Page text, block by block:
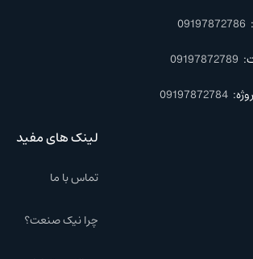
09197872786
09197872789
09197872784
لینک های مفید
تماس با ما
چرا نیک صنعت؟